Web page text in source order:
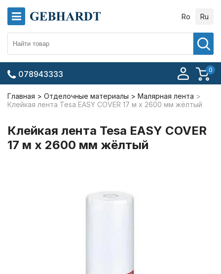
Ro Ru
0
078943333
Главная Отделочные материалы
Малярная лента
Клейкая лента Tesa EASY COVER 17 м x 2600 мм жёлтый
Клейкая лента Tesa EASY COVER
17 м x 2600 мм жёлтый